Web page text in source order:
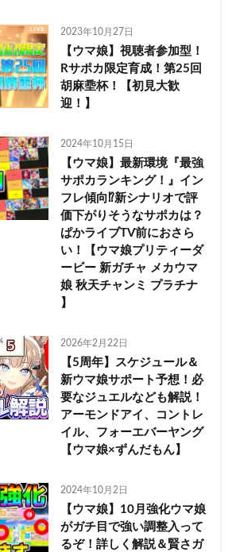
2023年10月27日
【ウマ娘】視聴者参加型！
Rサポカ限定育成！第25回
胡麻埀杯！【初見大歓
迎！】
2024年10月15日
【ウマ娘】最新環境『最強
サポカランキング！』イン
フレ傾向⁉新シナリオで評
価下がりそうなサポカは？
ぱかライブTV前におさら
い！【ウマ娘プリティーダ
ービー 新ガチャ メカウマ
娘 秋天チャンミ プラチナ
】
2026年2月22日
【5周年】スケジュール＆
新ウマ娘サポート予想！必
要なジュエルなども解説！
アーモンドアイ、コントレ
イル、フォーエバーヤング
【ウマ娘×ずんだもん】
2024年10月2日
【ウマ娘】10月強化ウマ娘
がガチ目で強い調整入って
るぞ！詳しく解説＆賢さガ